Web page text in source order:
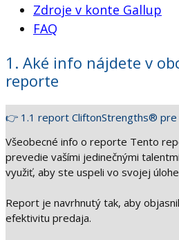
Zdroje v konte Gallup
FAQ
1. Aké info nájdete v
reporte
👉 1.1 report CliftonStrengths® pre
Všeobecné info o reporte Tento
prevedie vašími jedinečnými
využiť, aby ste uspeli vo svojej úlohe
Report je navrhnutý tak, aby
efektivitu predaja.